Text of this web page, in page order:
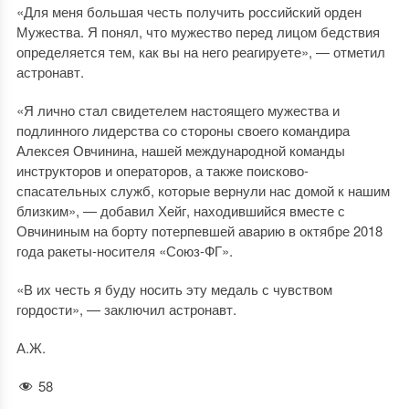
«Для меня большая честь получить российский орден
Мужества. Я понял, что мужество перед лицом бедствия
определяется тем, как вы на него реагируете», — отметил
астронавт.
«Я лично стал свидетелем настоящего мужества и
подлинного лидерства со стороны своего командира
Алексея Овчинина, нашей международной команды
инструкторов и операторов, а также поисково-
спасательных служб, которые вернули нас домой к нашим
близким», — добавил Хейг, находившийся вместе с
Овчининым на борту потерпевшей аварию в октябре 2018
года ракеты-носителя «Союз-ФГ».
«В их честь я буду носить эту медаль с чувством
гордости», — заключил астронавт.
А.Ж.
58